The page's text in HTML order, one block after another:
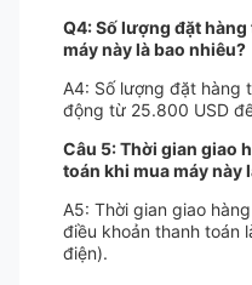
Q4: Số lượng đặt
máy này là bao nhiêu?
A4: Số lượng đặt hàng
động từ 25.800 USD
Câu 5: Thời gian giao
toán khi mua máy này
A5: Thời gian giao
điều khoản thanh toán
điện).